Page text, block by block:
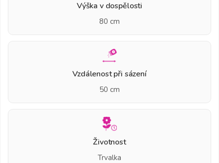
Výška v dospělosti
80 cm
Vzdálenost při sázení
50 cm
Životnost
Trvalka